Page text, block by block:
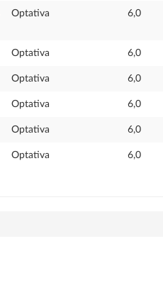
Optativa 6,0
Optativa 6,0
Optativa 6,0
Optativa 6,0
Optativa 6,0
Optativa 6,0